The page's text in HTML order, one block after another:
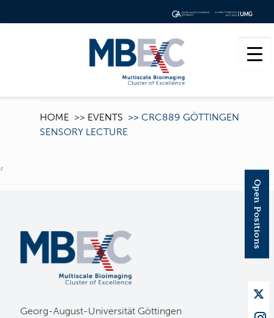
HOME >> EVENTS >> CRC889 GÖTTINGEN
SENSORY LECTURE
,
Georg-August-Universität Göttingen
Open Positions